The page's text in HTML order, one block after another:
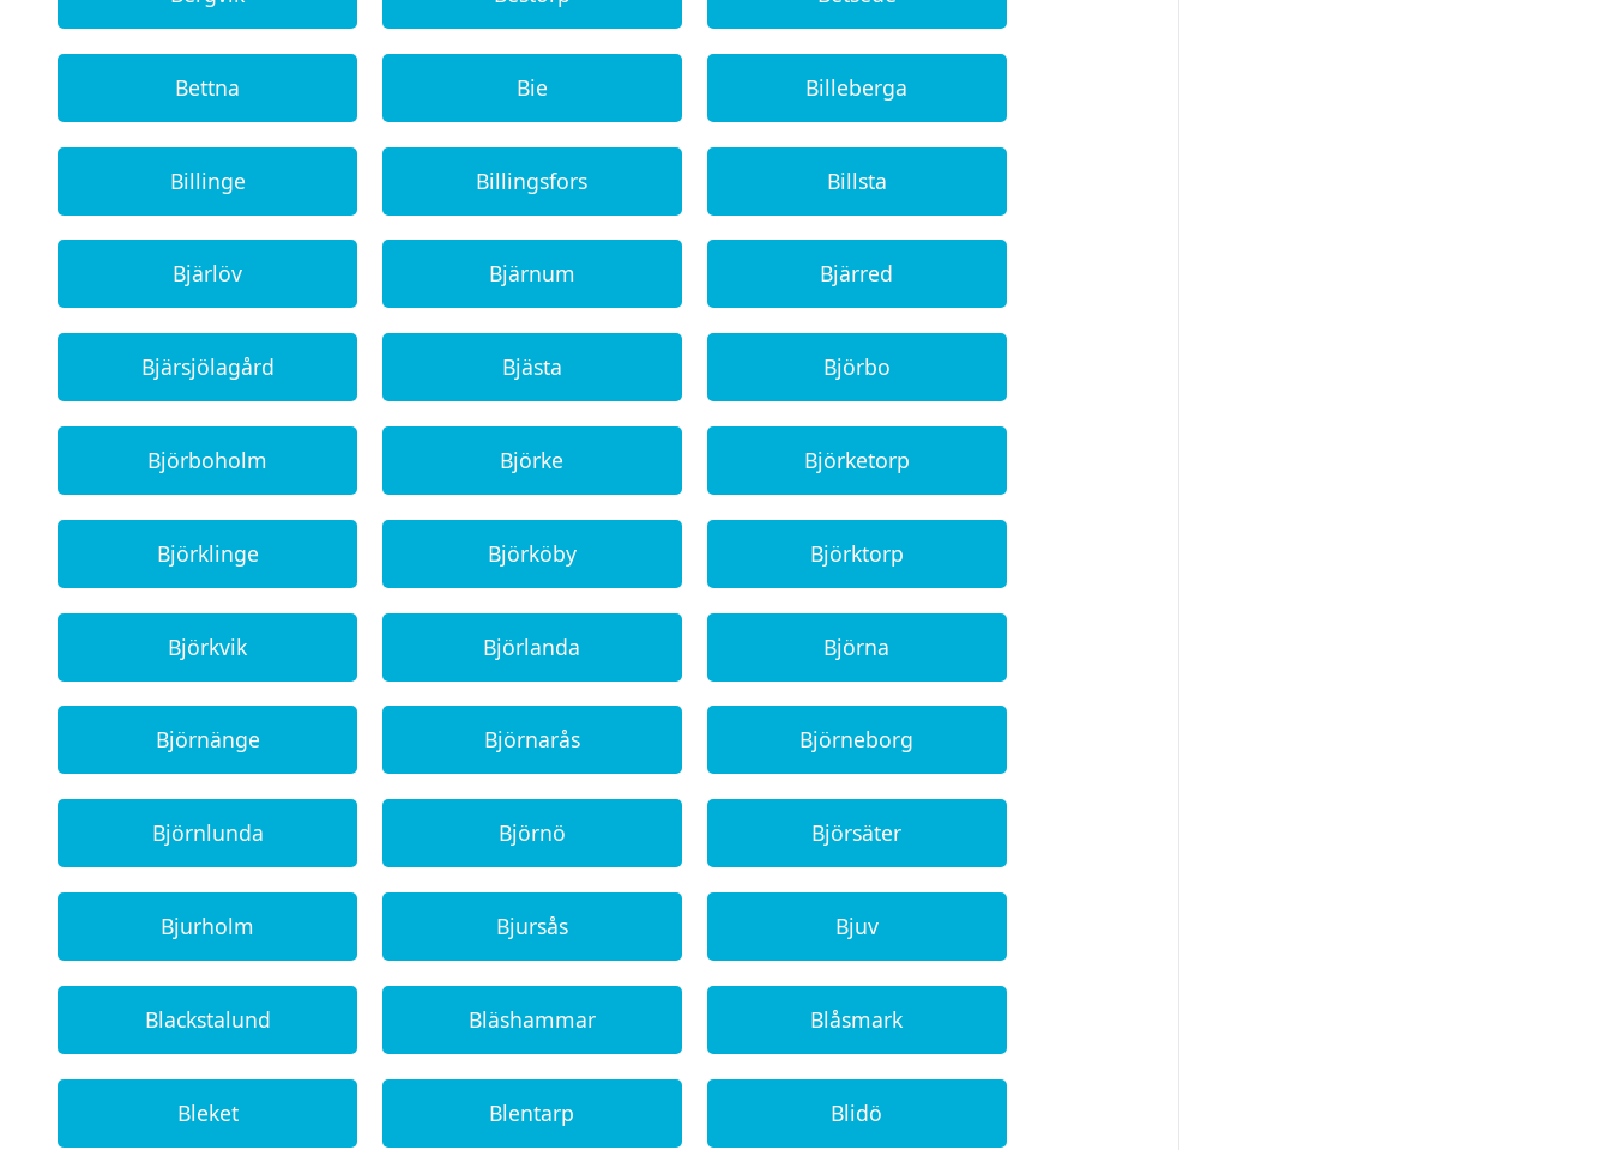
Bettna Bie Billeberga
Billinge Billingsfors Billsta
Bjärlöv Bjärnum Bjärred
Bjärsjölagård Bjästa Björbo
Björboholm Björke Björketorp
Björklinge Björköby Björktorp
Björkvik Björlanda Björna
Björnänge Björnarås Björneborg
Björnlunda Björnö Björsäter
Bjurholm Bjursås Bjuv
Blackstalund Bläshammar Blåsmark
Bleket Blentarp Blidö